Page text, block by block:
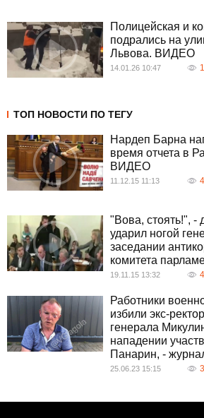
Полицейская и
подрались на
Львова. ВИДЕО
14.01.26 10:47
ТОП НОВОСТИ ПО ТЕГУ
Нардеп Барна
время отчета в
ВИДЕО
11.12.15 11:13
"Вова, стоять!", -
ударил ногой
заседании
комитета
19.11.15 13:32
Работники
избили экс-
генерала
нападении
Панарин, -
25.06.23 15:15